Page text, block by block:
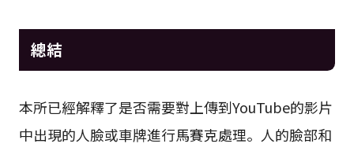
總結
本所已經解釋了是否需要對上傳到YouTube的影片
中出現的人臉或車牌進行馬賽克處理。人的臉部和